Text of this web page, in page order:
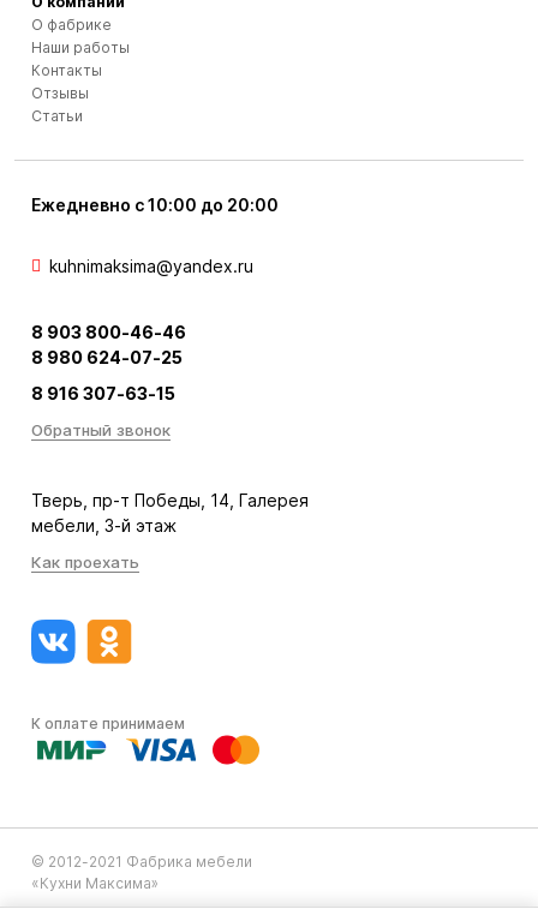
Ежедневно с 10:00 до 20:00
kuhnimaksima@yandex.ru
8 903 800-46-46
8 980 624-07-25
8 916 307-63-15
Обратный звонок
Тверь, пр-т Победы, 14, Галерея
мебели, 3-й этаж
Как проехать
К оплате принимаем
О фабрике
Наши работы
Контакты
Отзывы
Статьи
© 2012-2021 Фабрика мебели
«Кухни Максима»